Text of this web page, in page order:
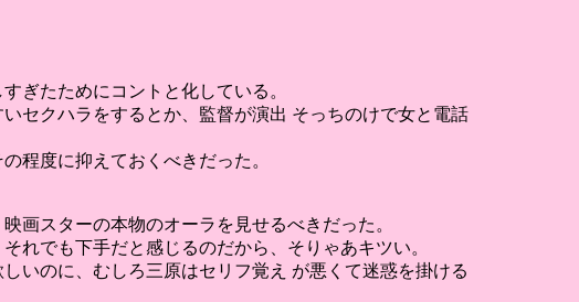
ぎたためにコントと化している。
セクハラをするとか、監督が演出 そっちのけで女と電話
程度に抑えておくべきだった。
画スターの本物のオーラを見せるべきだった。
れでも下手だと感じるのだから、そりゃあキツい。
いのに、むしろ三原はセリフ覚え が悪くて迷惑を掛ける